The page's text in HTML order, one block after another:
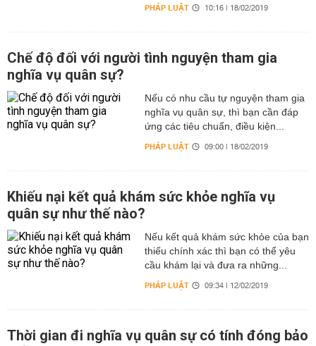
PHÁP LUẬT 10:16 | 18/02/2019
Chế độ đối với người tình nguyện tham gia
nghĩa vụ quân sự?
Nếu có nhu cầu tự nguyện tham gia
nghĩa vụ quân sự, thì bạn cần đáp
ứng các tiêu chuẩn, điều kiện...
PHÁP LUẬT 09:00 | 18/02/2019
Khiếu nại kết quả khám sức khỏe nghĩa vụ
quân sự như thế nào?
Nếu kết quả khám sức khỏe của bạn
thiếu chính xác thì bạn có thể yêu
cầu khám lại và đưa ra những...
PHÁP LUẬT 09:34 | 12/02/2019
Thời gian đi nghĩa vụ quân sự có tính đóng bảo